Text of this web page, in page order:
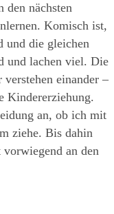
den nächsten
Komisch ist,
und die gleichen
und lachen viel. Die
einander –
Kindererziehung.
an, ob ich mit
ziehe. Bis dahin
vorwiegend an den